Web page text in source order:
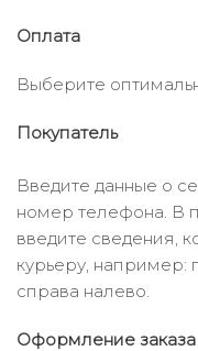
Оплата
Выберите
Покупатель
Введите данные о
номер телефона. В
введите сведения,
курьеру, например:
справа налево.
Оформление заказа